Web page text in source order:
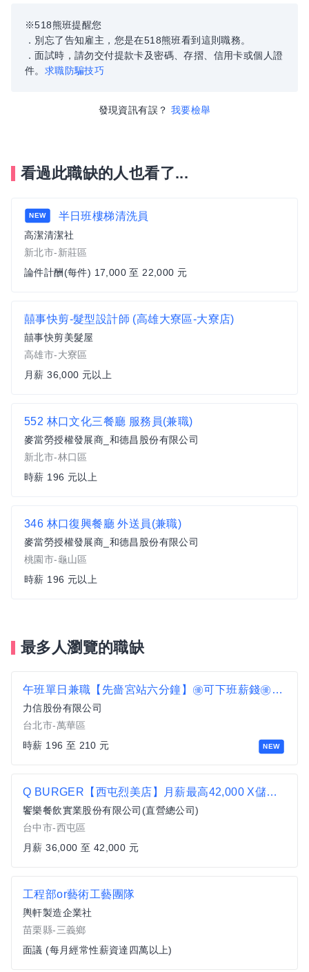
※518熊班提醒您
．別忘了告知雇主，您是在518熊班看到這則職務。
．面試時，請勿交付提款卡及密碼、存摺、信用卡或個人證
件。 求職防騙技巧
發現資訊有誤？ 我要檢舉
看過此職缺的人也看了...
NEW 半日班樓梯清洗員
高潔清潔社
新北市-新莊區
論件計酬(每件) 17,000 至 22,000 元
囍事快剪-髮型設計師 (高雄大寮區-大寮店)
囍事快剪美髮屋
高雄市-大寮區
月薪 36,000 元以上
552 林口文化三餐廳 服務員(兼職)
麥當勞授權發展商_和德昌股份有限公司
新北市-林口區
時薪 196 元以上
346 林口復興餐廳 外送員(兼職)
麥當勞授權發展商_和德昌股份有限公司
桃園市-龜山區
時薪 196 元以上
最多人瀏覽的職缺
NEW
午班單日兼職【先嗇宮站六分鐘】㊝可下班薪錢㊝搬運理貨C1
力信股份有限公司
台北市-萬華區
時薪 196 至 210 元
Q BURGER【西屯烈美店】月薪最高42,000 X儲備幹部一頭班X 歡迎轉職、新鮮人加入
饗樂餐飲實業股份有限公司(直營總公司)
台中市-西屯區
月薪 36,000 至 42,000 元
工程部or藝術工藝團隊
輿軒製造企業社
苗栗縣-三義鄉
面議 (每月經常性薪資達四萬以上)